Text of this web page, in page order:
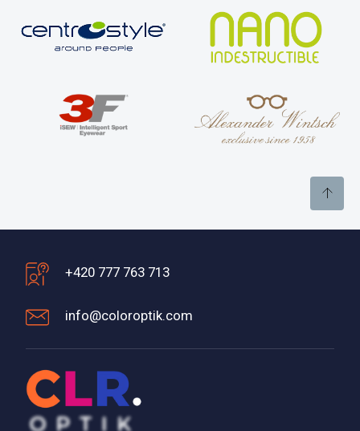
+420 777 763 713
info@coloroptik.com